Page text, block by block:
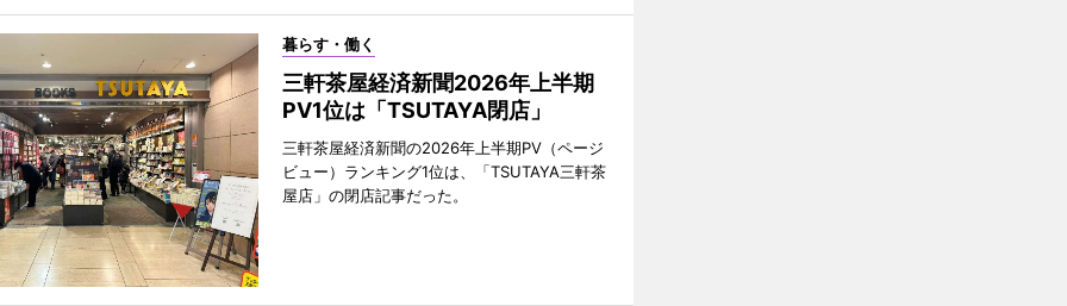
暮らす・働く
三軒茶屋経済新聞2026年上半期
PV1位は「TSUTAYA閉店」
三軒茶屋経済新聞の2026年上半期PV（ページ
ビュー）ランキング1位は、「TSUTAYA三軒茶
屋店」の閉店記事だった。